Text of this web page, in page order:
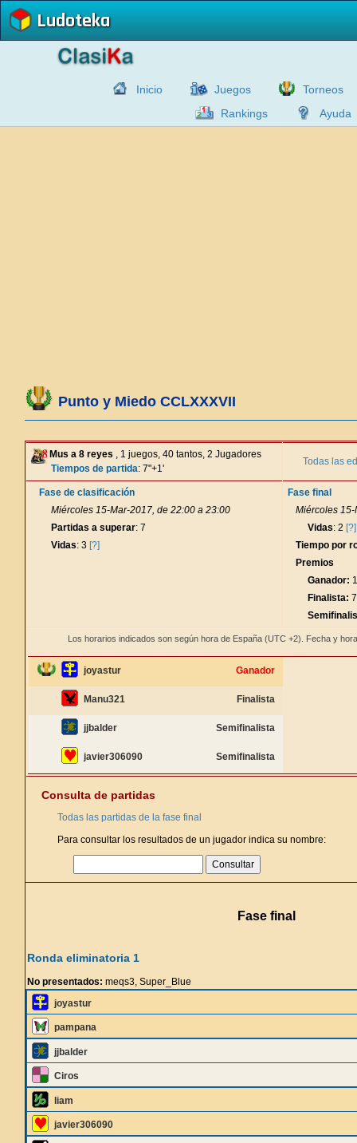
Ludoteka
Inicio Juegos
Torneos
Rankings
Ayuda
Punto y Miedo CCLXXXVII
Mus a 8 reyes , 1 juegos, 40 tantos, 2 Jugadores
Tiempos de partida: 7"+1'
Todas las
Fase de clasificación
Miércoles 15-Mar-2017, de 22:00 a 23:00
Partidas a superar: 7
Vidas: 3 [?]
Fase final
Miércoles
Vidas: 2 [?]
Tiempo por
Premios
Ganador:
Finalista:
Los horarios indicados son según hora de España (UTC +2). Fecha y
joyastur Ganador
Manu321 Finalista
jjbalder Semifinalista
javier306090 Semifinalista
Consulta de partidas
Todas las partidas de la fase final
Para consultar los resultados de un jugador indica su nombre:
Fase final
Ronda eliminatoria 1
No presentados: meqs3, Super_Blue
joyastur
pampana
jjbalder
Ciros
liam
javier306090